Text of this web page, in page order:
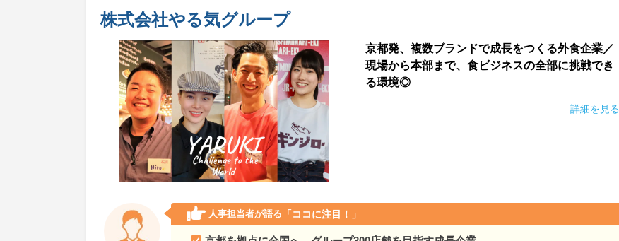
株式会社やる気グループ
京都発、複数ブランドで成長をつくる外食企業／
現場から本部まで、食ビジネスの全部に挑戦でき
る環境◎
詳細を見る
人事担当者が語る 「ココに注目！」